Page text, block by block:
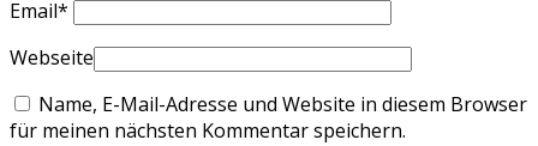
Email*
Webseite
Name, E-Mail-Adresse und Website in diesem Browser
für meinen nächsten Kommentar speichern.